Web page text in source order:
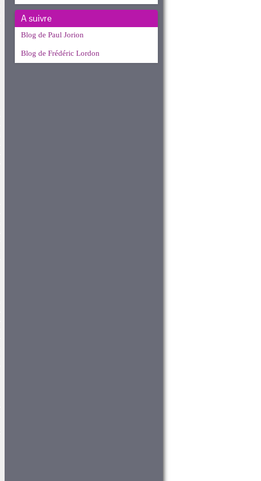
A suivre
Blog de Paul Jorion
Blog de Frédéric Lordon